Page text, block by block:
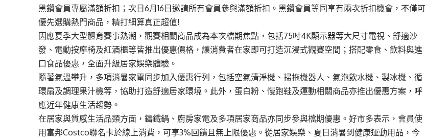
黑鑽會員專屬滿額折扣；次日6月16日邀請所有會員參與滿額折扣。黑鑽會員等同享有兩次折扣機會，不僅可
優先選購熱門商品，精打細算真正超值!
因應夏季大型體育賽事熱潮，觀賽相關商品成為本次檔期焦點，包括75吋4K顯示器等大尺寸電視、舒適沙
發、電動按摩椅及紅酒櫃等皆推出優惠價格，讓消費者在家即可打造沉浸式觀賽空間；搭配零食、飲料與進
口食品優惠，全面升級居家娛樂體驗。
隨著氣溫攀升，多項消暑家電同步加入優惠行列，包括空氣清淨機、掃拖機器人、氣泡飲水機、製冰機、循
環扇及調理果汁機等，協助打造舒適居家環境。此外，蛋白粉、慢跑鞋及運動相關商品亦推出優惠方案，呼
應近年健康生活趨勢。
在居家與質感生活品類方面，鑄鐵鍋、廚房家電及多項居家商品亦同步參與檔期優惠。好市多表示，會員使
用富邦Costco聯名卡於線上消費，可享3%回饋且無上限優惠。從居家娛樂、夏日消暑到健康運動用品，今